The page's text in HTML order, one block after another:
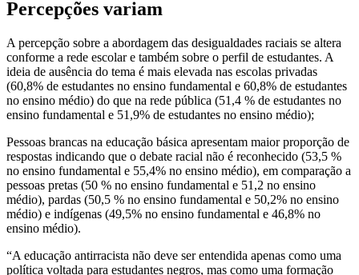
Percepções variam
A percepção sobre a abordagem das desigualdades raciais se altera
conforme a rede escolar e também sobre o perfil de estudantes. A
ideia de ausência do tema é mais elevada nas escolas privadas
(60,8% de estudantes no ensino fundamental e 60,8% de estudantes
no ensino médio) do que na rede pública (51,4 % de estudantes no
ensino fundamental e 51,9% de estudantes no ensino médio);
Pessoas brancas na educação básica apresentam maior proporção de
respostas indicando que o debate racial não é reconhecido (53,5 %
no ensino fundamental e 55,4% no ensino médio), em comparação a
pessoas pretas (50 % no ensino fundamental e 51,2 no ensino
médio), pardas (50,5 % no ensino fundamental e 50,2% no ensino
médio) e indígenas (49,5% no ensino fundamental e 46,8% no
ensino médio).
“A educação antirracista não deve ser entendida apenas como uma
política voltada para estudantes negros, mas como uma formação